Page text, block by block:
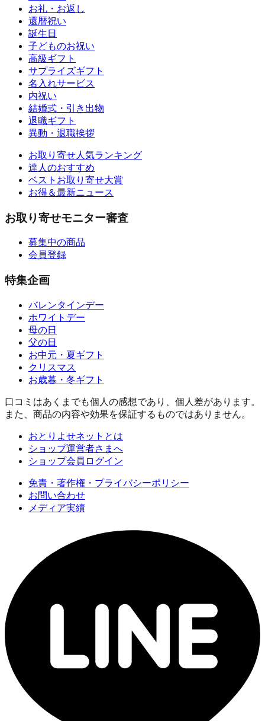
お礼・お返し
還暦祝い
誕生日
子どものお祝い
高級ギフト
サプライズギフト
名入れサービス
内祝い
結婚式・引き出物
退職ギフト
異動・退職挨拶
お取り寄せ人気ランキング
達人のおすすめ
ベストお取り寄せ大賞
お得＆最新ニュース
お取り寄せモニター審査
募集中の商品
会員登録
特集企画
バレンタインデー
ホワイトデー
母の日
父の日
お中元・夏ギフト
クリスマス
お歳暮・冬ギフト
口コミはあくまでも個人の感想であり、個人差があります。
また、商品の内容や効果を保証するものではありません。
おとりよせネットとは
ショップ運営者さまへ
ショップ会員ログイン
免責・著作権・プライバシーポリシー
お問い合わせ
メディア実績